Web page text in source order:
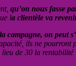
qu’on nous fasse
la clientèle va
campagne, on peut
ils ne pourront
de 30 la